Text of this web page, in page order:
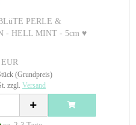
PERLE &
- HELL MINT - 5cm ♥
EUR
(Grundpreis)
zzgl. Versand